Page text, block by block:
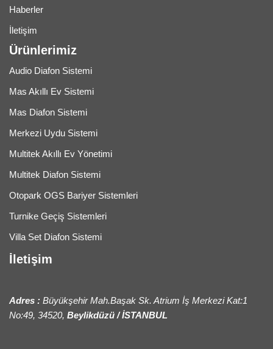
Haberler
İletişim
Ürünlerimiz
Audio Diafon Sistemi
Mas Akıllı Ev Sistemi
Mas Diafon Sistemi
Merkezi Uydu Sistemi
Multitek Akıllı Ev Yönetimi
Multitek Diafon Sistemi
Otopark OGS Bariyer Sistemleri
Turnike Geçiş Sistemleri
Villa Set Diafon Sistemi
İletişim
Adres : Büyükşehir Mah.Başak Sk. Atrium İş Merkezi Kat:1
No:49, 34520, Beylikdüzü / İSTANBUL